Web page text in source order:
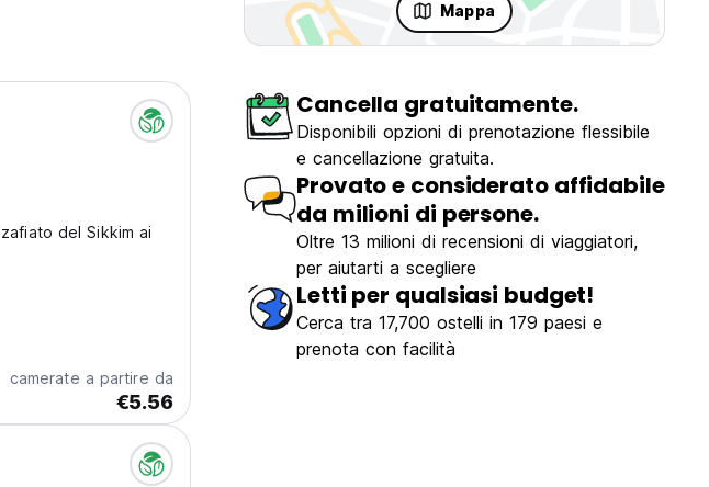
Mappa
del Sikkim ai
camerate a partire da
€5.56
Cancella gratuitamente.
Disponibili opzioni di prenotazione flessibile
e cancellazione gratuita.
Provato e considerato affidabile
da milioni di persone.
Oltre 13 milioni di recensioni di viaggiatori,
per aiutarti a scegliere
Letti per qualsiasi budget!
Cerca tra 17,700 ostelli in 179 paesi e
prenota con facilità